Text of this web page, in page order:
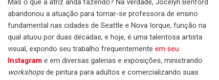
Mas o que a atriz anda fazendo? Na verdade, Jocelyn Benford
abandonou a atuação para tornar-se professora de ensino
fundamental nas cidades de Seattle e Nova Iorque, função na
qual atuou por duas décadas; e hoje, é uma talentosa artista
visual, expondo seu trabalho frequentemente em seu
Instagram e em diversas galerias e exposições, ministrando
workshopsde pintura para adultos e comercializando suas